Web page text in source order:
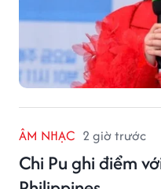
ÂM NHẠC 2 giờ trước
Chi Pu ghi điểm